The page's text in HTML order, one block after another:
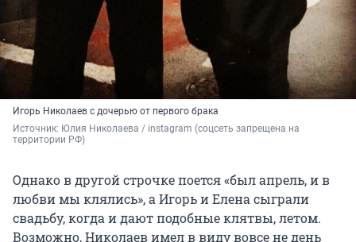
Игорь Николаев с дочерью от первого брака
Источник: Юлия Николаева / instagram (соцсеть запрещена на
территории РФ)
Однако в другой строчке поется «был апрель, и в
любви мы клялись», а Игорь и Елена сыграли
свадьбу, когда и дают подобные клятвы, летом.
Возможно, Николаев имел в виду вовсе не день